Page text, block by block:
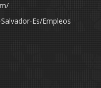
Es/empleos